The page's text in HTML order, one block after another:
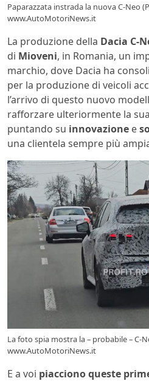
Paparazzata instrada la nuova C-Neo
www.AutoMotoriNews.it
La produzione della Dacia C-
di Mioveni, in Romania, un
marchio, dove Dacia ha
per la produzione di veicoli
l’arrivo di questo nuovo
rafforzare ulteriormente la
puntando su innovazione e
una clientela sempre più
La foto spia mostra la – probabile – C-
www.AutoMotoriNews.it
E a voi piacciono queste